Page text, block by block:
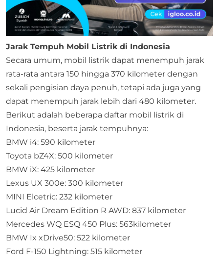
Jarak Tempuh Mobil Listrik di Indonesia
Secara umum, mobil listrik dapat menempuh jarak
rata-rata antara 150 hingga 370 kilometer dengan
sekali pengisian daya penuh, tetapi ada juga yang
dapat menempuh jarak lebih dari 480 kilometer.
Berikut adalah beberapa daftar mobil listrik di
Indonesia, beserta jarak tempuhnya:
BMW i4: 590 kilometer
Toyota bZ4X: 500 kilometer
BMW iX: 425 kilometer
Lexus UX 300e: 300 kilometer
MINI Elcetric: 232 kilometer
Lucid Air Dream Edition R AWD: 837 kilometer
Mercedes WQ ESQ 450 Plus: 563kilometer
BMW Ix xDrive50: 522 kilometer
Ford F-150 Lightning: 515 kilometer